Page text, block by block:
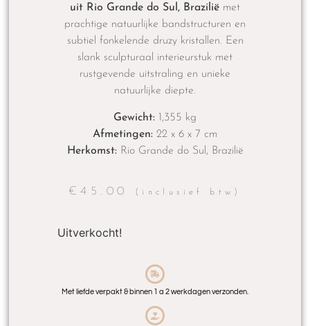
uit Rio Grande do Sul, Brazilië met
prachtige natuurlijke bandstructuren en
subtiel fonkelende druzy kristallen. Een
slank sculpturaal interieurstuk met
rustgevende uitstraling en unieke
natuurlijke diepte.
Gewicht: 1,355 kg
Afmetingen: 22 x 6 x 7 cm
Herkomst: Rio Grande do Sul, Brazilië
€45.00 (inclusief btw)
Uitverkocht!
Met liefde verpakt & binnen 1 a 2 werkdagen verzonden.